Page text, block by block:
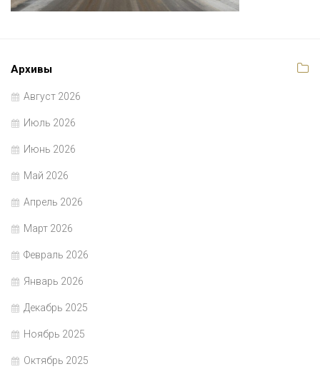
Архивы
Август 2026
Июль 2026
Июнь 2026
Май 2026
Апрель 2026
Март 2026
Февраль 2026
Январь 2026
Декабрь 2025
Ноябрь 2025
Октябрь 2025